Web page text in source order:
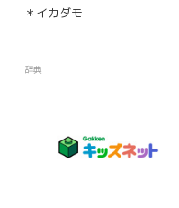
＊イカダモ
辞典